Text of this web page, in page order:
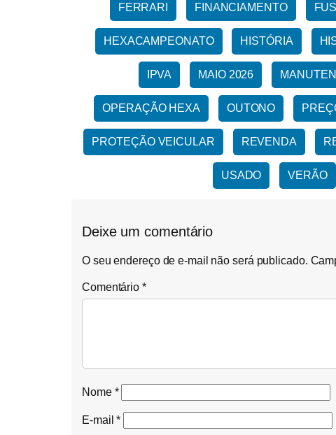
FERRARI FINANCIAMENTO
HEXACAMPEONATO HISTÓRIA
IPVA MAIO 2026
OPERAÇÃO HEXA OUTONO
PROTEÇÃO VEICULAR REVENDA
USADO VERÃO
Deixe um comentário
O seu endereço de e-mail não será publicado.
Comentário *
Nome *
E-mail*